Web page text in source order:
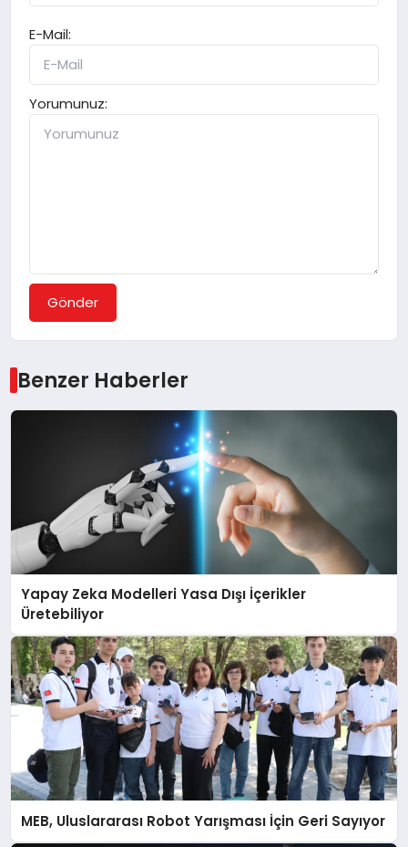
E-Mail:
Yorumunuz:
Gönder
Benzer Haberler
Yapay Zeka Modelleri Yasa Dışı İçerikler
Üretebiliyor
MEB, Uluslararası Robot Yarışması İçin Geri Sayıyor